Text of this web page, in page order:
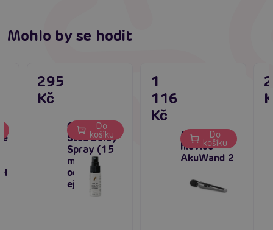
Mohlo by se hodit
Cobeco
Stud Delay
Spray (15
ml),
oddálení
ejakulace
295
Kč
Do
košíku
Masážní
hlavice
AkuWand 2
1
116
Kč
Do
košíku